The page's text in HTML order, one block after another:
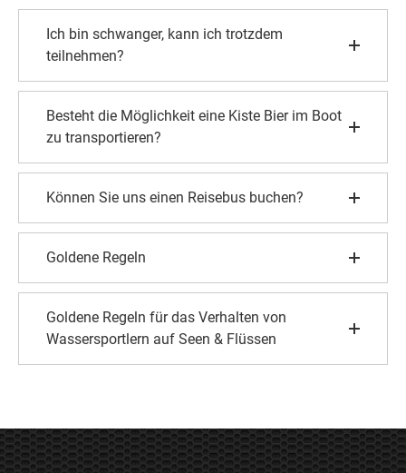
Ich bin schwanger, kann ich trotzdem
teilnehmen?
Besteht die Möglichkeit eine Kiste Bier im Boot
zu transportieren?
Können Sie uns einen Reisebus buchen?
Goldene Regeln
Goldene Regeln für das Verhalten von
Wassersportlern auf Seen & Flüssen